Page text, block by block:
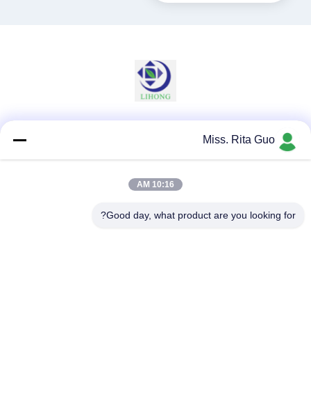
وسائل التواصل الاجتماعيMiss. Rita Guo
10:16 AM
Good day, what product are you looking for?